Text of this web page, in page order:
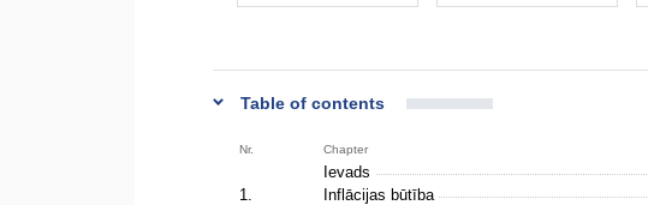
Table of contents
Nr. Chapter
Ievads
1.
Inflācijas būtība